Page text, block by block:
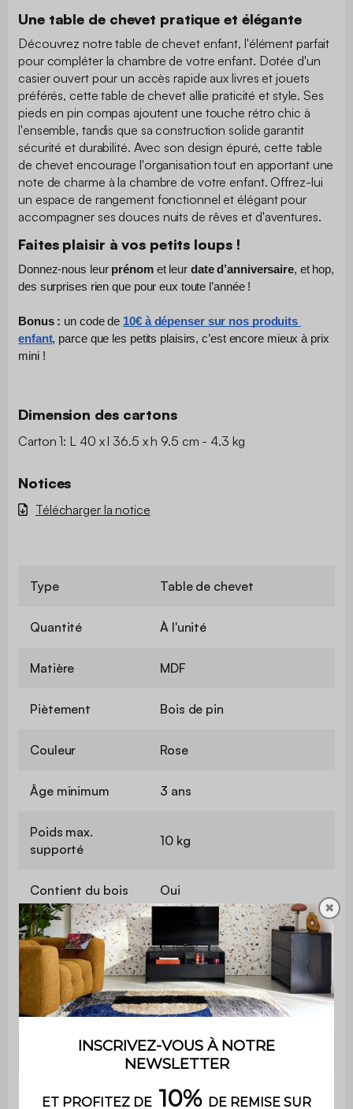
Une table de chevet pratique et élégante
Découvrez notre table de chevet enfant, l'élément parfait
pour compléter la chambre de votre enfant. Dotée d'un
casier ouvert pour un accès rapide aux livres et jouets
préférés, cette table de chevet allie praticité et style. Ses
pieds en pin compas ajoutent une touche rétro chic à
l'ensemble, tandis que sa construction solide garantit
sécurité et durabilité. Avec son design épuré, cette table
de chevet encourage l'organisation tout en apportant une
note de charme à la chambre de votre enfant. Offrez-lui
un espace de rangement fonctionnel et élégant pour
accompagner ses douces nuits de rêves et d'aventures.
Faites plaisir à vos petits loups !
Donnez-nous leur prénom et leur date d’anniversaire, et hop,
des surprises rien que pour eux toute l’année !
Bonus : un code de 10€ à dépenser sur nos produits
enfant, parce que les petits plaisirs, c’est encore mieux à prix
mini !
Dimension des cartons
Carton 1: L 40 x l 36.5 x h 9.5 cm - 4.3 kg
Notices
Télécharger la notice
Type Table de chevet
Quantité À l'unité
Matière MDF
Piètement Bois de pin
Couleur Rose
Âge minimum 3 ans
Poids max.
supporté
10 kg
Contient du bois Oui
Utilisation Intérieur
Usage
Usage domestique
uniquement
Garantie 2 ans
Montage
Le montage est très simple,
✖